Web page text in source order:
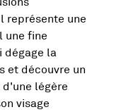
représente une
une fine
dégage la
et découvre un
d'une légère
visage